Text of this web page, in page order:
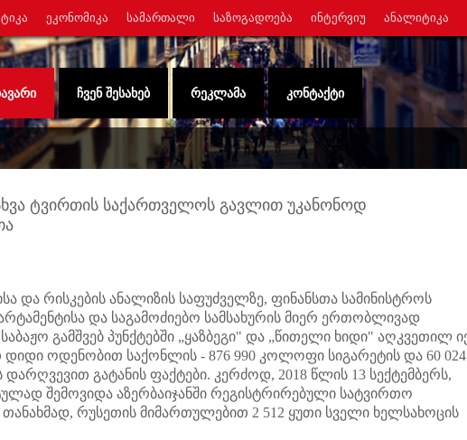
ᲔᲙᲝᲜᲝᲛᲘᲙᲐ ᲡᲐᲛᲐᲠᲗᲐᲚᲘ ᲡᲐᲖᲝᲒᲐᲓᲝᲔᲑᲐ ᲘᲜᲢᲔᲠᲕᲘᲣ ᲐᲜᲐᲚᲘᲢᲘᲙᲐ
ᲩᲕᲔᲜ ᲨᲔᲡᲐᲮᲔᲑ ᲠᲔᲙᲚᲐᲛᲐ ᲙᲝᲜᲢᲐᲥᲢᲘ
ტვირთის საქართველოს გავლით უკანონოდ
და რისკების ანალიზის საფუძველზე, ფინანსთა სამინისტროს
და საგამოძიებო სამსახურის მიერ ერთობლივად
გამშვებ პუნქტებში „ყაზბეგი" და „წითელი ხიდი" აღკვეთილ
ოდენობით საქონლის - 876 990 კოლოფი სიგარეტის და 60 024
გატანის ფაქტები. კერძოდ, 2018 წლის 13 სექტემბერს,
შემოვიდა აზერბაიჯანში რეგისტრირებული სატვირთო
რუსეთის მიმართულებით 2 512 ყუთი სველი ხელსახოცის